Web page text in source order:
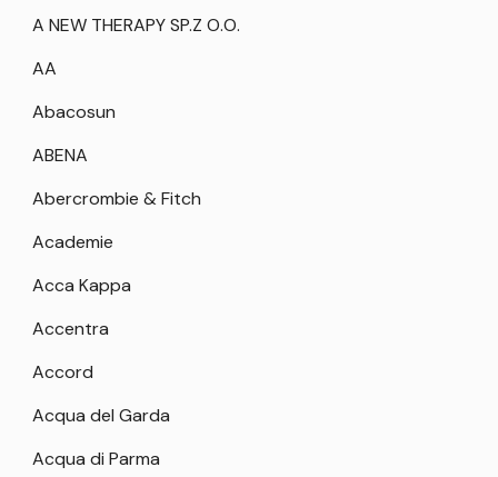
A NEW THERAPY SP.Z O.O.
AA
Abacosun
ABENA
Abercrombie & Fitch
Academie
Acca Kappa
Accentra
Accord
Acqua del Garda
Acqua di Parma